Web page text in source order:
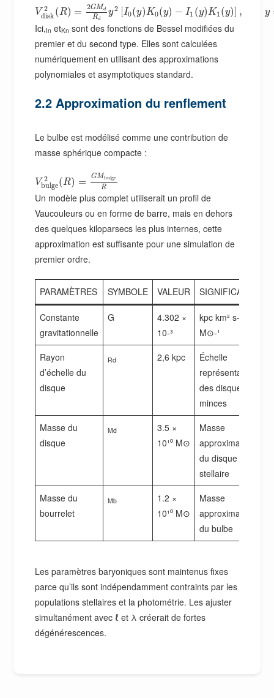
V 2
disk (R) = 2GMd
Rd
y2 I0(y)K0(y) − I1 (y)K1 (y) , y
Ici,In etKn sont des fonctions de Bessel modifiées du
premier et du second type. Elles sont calculées
numériquement en utilisant des approximations
polynomiales et asymptotiques standard.
2.2 Approximation du renflement
Le bulbe est modélisé comme une contribution de
masse sphérique compacte :
V 2
bulge(R) = GMbulge
R
Un modèle plus complet utiliserait un profil de
Vaucouleurs ou en forme de barre, mais en dehors
des quelques kiloparsecs les plus internes, cette
approximation est suffisante pour une simulation de
premier ordre.
PARAMÈTRES SYMBOLE VALEUR SIGNIFICATION
Constante
gravitationnelle
G
4.302 ×
10-³
kpc km² s-²
M⊙-¹
Rayon
d’échelle du
disque
Rd 2,6 kpc
Échelle
représentative
des disques
minces
Masse du
disque
Md
3.5 ×
10¹⁰ M⊙
Masse
approximative
du disque
stellaire
Masse du
bourrelet
Mb
1.2 ×
10¹⁰ M⊙
Masse
approximative
du bulbe
Les paramètres baryoniques sont maintenus fixes
parce qu’ils sont indépendamment contraints par les
populations stellaires et la photométrie. Les ajuster
simultanément avec ℓ et λ créerait de fortes
dégénérescences.